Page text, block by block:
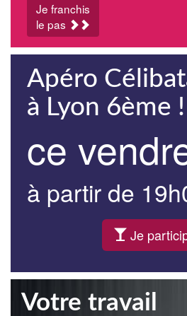
Je franchis
le pas
Apéro
à Lyon 6ème !
ce
à partir de
Je
Votre travail